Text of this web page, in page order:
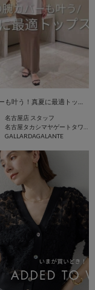
名古屋店 スタッフ
GALLARDAGALANTE